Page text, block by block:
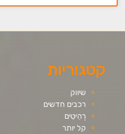
קטגוריות
שיווק
רכבים חדשים
רְהִיטִים
קל יותר